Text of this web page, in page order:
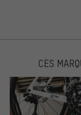
CES